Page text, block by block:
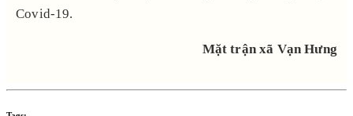
Covid-19.
Mặt trận xã Vạn Hưng